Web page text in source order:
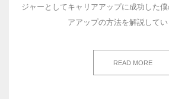
ジャーとしてキャリアアップに成功した
アアップの方法を解説してい
READ MORE